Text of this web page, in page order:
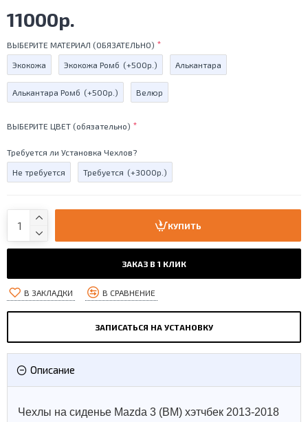
11000р.
ВЫБЕРИТЕ МАТЕРИАЛ (ОБЯЗАТЕЛЬНО)
Экокожа Экокожа Ромб (+500р.) Алькантара
Алькантара Ромб (+500р.) Велюр
ВЫБЕРИТЕ ЦВЕТ (обязательно)
Требуется ли Установка Чехлов?
Не требуется Требуется (+3000р.)
КУПИТЬ
ЗАКАЗ В 1 КЛИК
В ЗАКЛАДКИ В СРАВНЕНИЕ
ЗАПИСАТЬСЯ НА УСТАНОВКУ
Описание
Чехлы на сиденье Mazda 3 (BM) хэтчбек 2013-2018